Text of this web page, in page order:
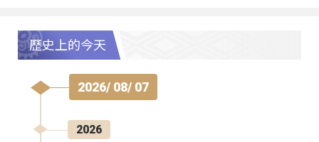
歷史上的今天
2026/ 08/ 07
2026